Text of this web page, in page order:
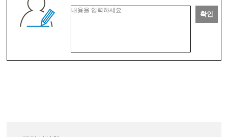
확인